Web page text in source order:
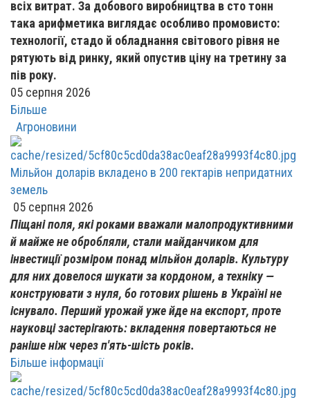
всіх витрат. За добового виробництва в сто тонн
така арифметика виглядає особливо промовисто:
технології, стадо й обладнання світового рівня не
рятують від ринку, який опустив ціну на третину за
пів року.
05 серпня 2026
Більше
Агроновини
Мільйон доларів вкладено в 200 гектарів непридатних
земель
05 серпня 2026
Піщані поля, які роками вважали малопродуктивними
й майже не обробляли, стали майданчиком для
інвестиції розміром понад мільйон доларів. Культуру
для них довелося шукати за кордоном, а техніку —
конструювати з нуля, бо готових рішень в Україні не
існувало. Перший урожай уже йде на експорт, проте
науковці застерігають: вкладення повертаються не
раніше ніж через п'ять-шість років.
Більше інформації